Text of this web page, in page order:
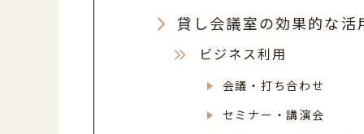
貸し会議室の効果的な活
ビジネス利用
会議・打ち合わせ
セミナー・講演会